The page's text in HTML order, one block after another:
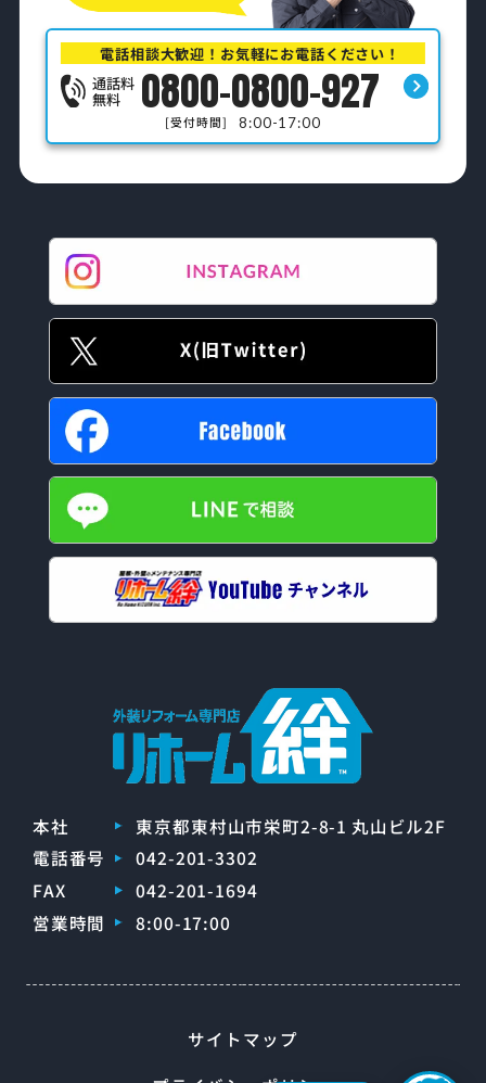
電話相談大歓迎！お気軽にお電話ください！
通話料
無料 0800-0800-927
[受付時間] 8:00-17:00
本社
東京都東村山市栄町2-8-1 丸山ビル2F
電話番号
042-201-3302
FAX
042-201-1694
営業時間
8:00-17:00
サイトマップ